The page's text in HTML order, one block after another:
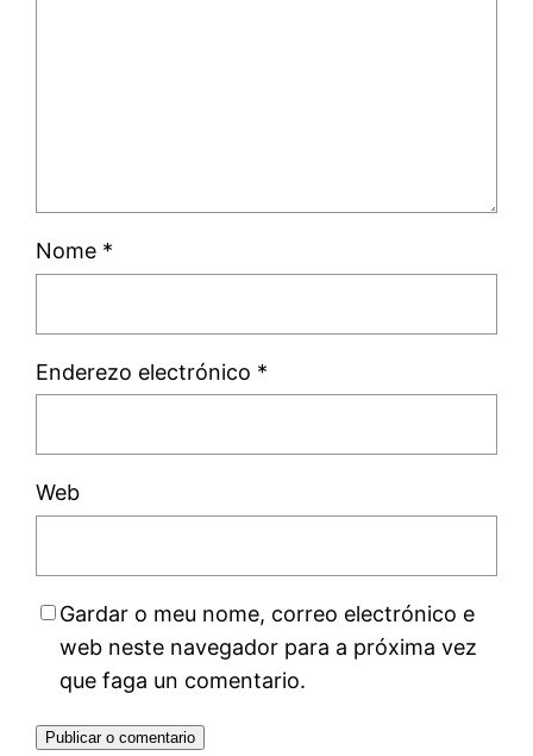
Nome *
Enderezo electrónico *
Web
Gardar o meu nome, correo electrónico e
web neste navegador para a próxima vez
que faga un comentario.